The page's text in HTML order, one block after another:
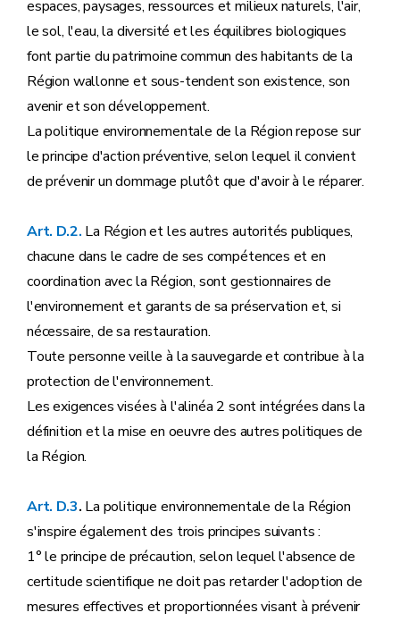
Titre V (Poursuite pénale des infractions - décret
Titre VI (Poursuite administrative des infractions
Titre VII (Fonds pour la Protection de l'Environnement
Partie
REGLEMENTAIRE
Annexe
Annexe
espaces, paysages, ressources et milieux naturels, l'air,
le sol, l'eau, la diversité et les équilibres biologiques
font partie du patrimoine commun des habitants de la
Région wallonne et sous-tendent son existence, son
avenir et son développement.
La politique environnementale de la Région repose sur
le principe d'action préventive, selon lequel il convient
de prévenir un dommage plutôt que d'avoir à le réparer.
Art. D.2. La Région et les autres autorités publiques,
chacune dans le cadre de ses compétences et en
coordination avec la Région, sont gestionnaires de
l'environnement et garants de sa préservation et, si
nécessaire, de sa restauration.
Toute personne veille à la sauvegarde et contribue à la
protection de l'environnement.
Les exigences visées à l'alinéa 2 sont intégrées dans la
définition et la mise en oeuvre des autres politiques de
la Région.
Art. D.3. La politique environnementale de la Région
s'inspire également des trois principes suivants :
1° le principe de précaution, selon lequel l'absence de
certitude scientifique ne doit pas retarder l'adoption de
mesures effectives et proportionnées visant à prévenir